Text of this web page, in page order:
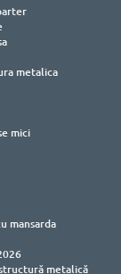
metalica
mici
mansarda
metalică